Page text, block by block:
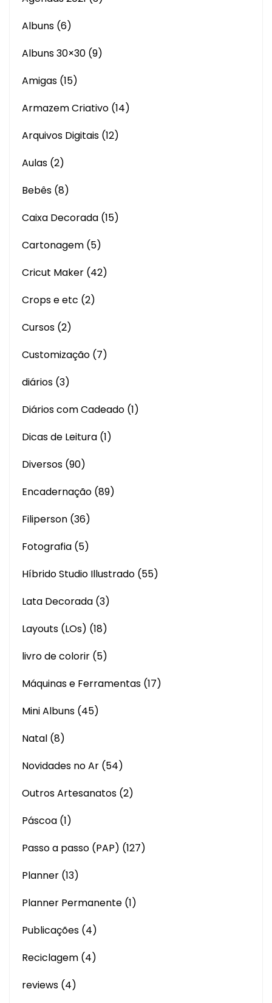
Albuns (6)
Albuns 30×30 (9)
Amigas (15)
Armazem Criativo (14)
Arquivos Digitais (12)
Aulas (2)
Bebês (8)
Caixa Decorada (15)
Cartonagem (5)
Cricut Maker (42)
Crops e etc (2)
Cursos (2)
Customização (7)
diários (3)
Diários com Cadeado (1)
Dicas de Leitura (1)
Diversos (90)
Encadernação (89)
Filiperson (36)
Fotografia (5)
Híbrido Studio Illustrado (55)
Lata Decorada (3)
Layouts (LOs) (18)
livro de colorir (5)
Máquinas e Ferramentas (17)
Mini Albuns (45)
Natal (8)
Novidades no Ar (54)
Outros Artesanatos (2)
Páscoa (1)
Passo a passo (PAP) (127)
Planner (13)
Planner Permanente (1)
Publicações (4)
Reciclagem (4)
reviews (4)